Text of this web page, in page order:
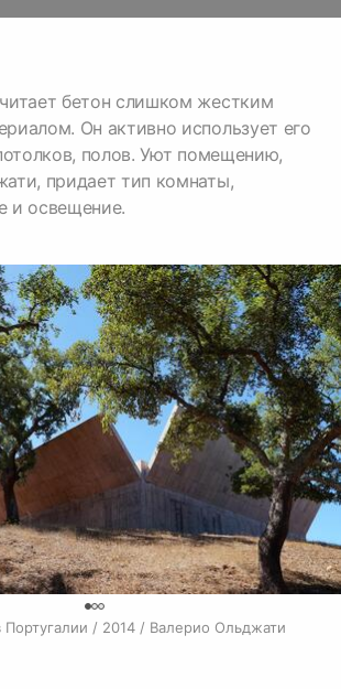
бетон слишком жестким
Он активно использует его
полов. Уют помещению,
придает тип комнаты,
Португалии / 2014 / Валерио Ольджати